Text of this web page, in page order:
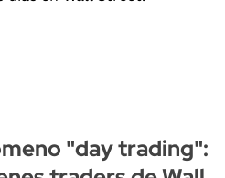
"day trading":